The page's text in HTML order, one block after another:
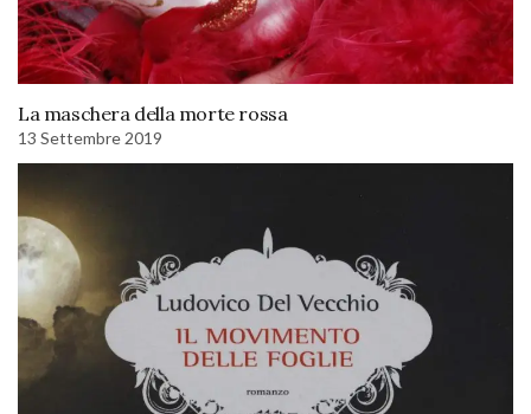
La maschera della morte rossa
13 Settembre 2019